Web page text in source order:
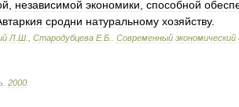
независимой экономики способной
сродни натуральному хозяйству.
Л Ш Стародубцева Е.Б Современный экономический
2000